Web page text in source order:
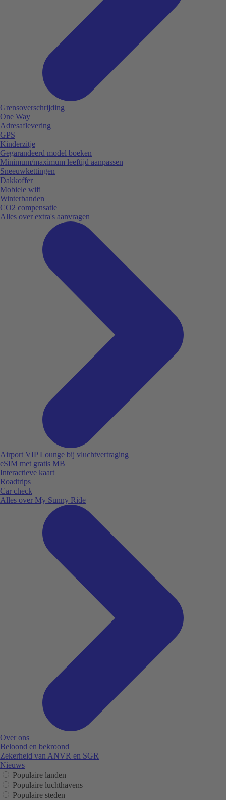
Grensoverschrijding
One Way
Adresaflevering
GPS
Kinderzitje
Gegarandeerd model boeken
Minimum/maximum leeftijd aanpassen
Sneeuwkettingen
Dakkoffer
Mobiele wifi
Winterbanden
CO2 compensatie
Alles over extra's aanvragen
Airport VIP Lounge bij vluchtvertraging
eSIM met gratis MB
Interactieve kaart
Roadtrips
Car check
Alles over My Sunny Ride
Over ons
Beloond en bekroond
Zekerheid van ANVR en SGR
Nieuws
Populaire landen
Populaire luchthavens
Populaire steden